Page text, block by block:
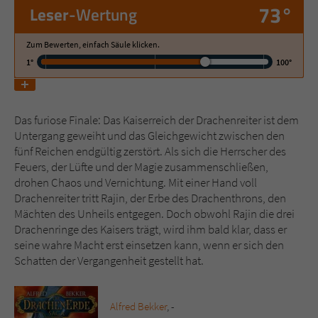
Leser-Wertung 73°
Zum Bewerten, einfach Säule klicken.
1°
100°
Das furiose Finale: Das Kaiserreich der Drachenreiter ist dem
Untergang geweiht und das Gleichgewicht zwischen den
fünf Reichen endgültig zerstört. Als sich die Herrscher des
Feuers, der Lüfte und der Magie zusammenschließen,
drohen Chaos und Vernichtung. Mit einer Hand voll
Drachenreiter tritt Rajin, der Erbe des Drachenthrons, den
Mächten des Unheils entgegen. Doch obwohl Rajin die drei
Drachenringe des Kaisers trägt, wird ihm bald klar, dass er
seine wahre Macht erst einsetzen kann, wenn er sich den
Schatten der Vergangenheit gestellt hat.
Alfred Bekker, -
Name tx_pwcomments_ahash
Anbieter Literatur-Couch Medien GmbH & Co. KG
Zweck Cookie für Kommentare einzelner Buchtitel
Name fe_typo_user
Anbieter Literatur-Couch Medien GmbH & Co. KG
Laufzeit Session
Zweck
Benutzer. Es wird benötigt um z. B. den